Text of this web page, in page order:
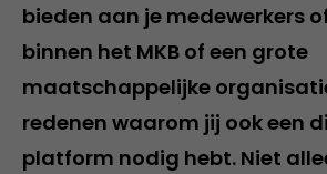
bieden aan je medewerkers
binnen het MKB of een grote
maatschappelijke
redenen waarom jij ook een
platform nodig hebt. Niet